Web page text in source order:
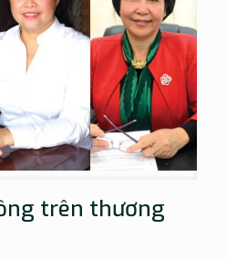
trên thương